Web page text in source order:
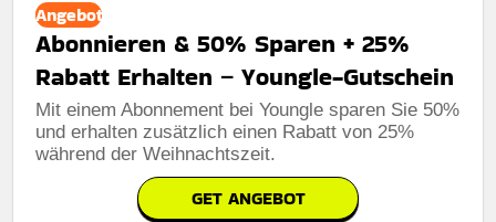
Angebot
Abonnieren & 50% Sparen + 25%
Rabatt Erhalten – Youngle-Gutschein
Mit einem Abonnement bei Youngle sparen Sie 50%
und erhalten zusätzlich einen Rabatt von 25%
während der Weihnachtszeit.
GET ANGEBOT